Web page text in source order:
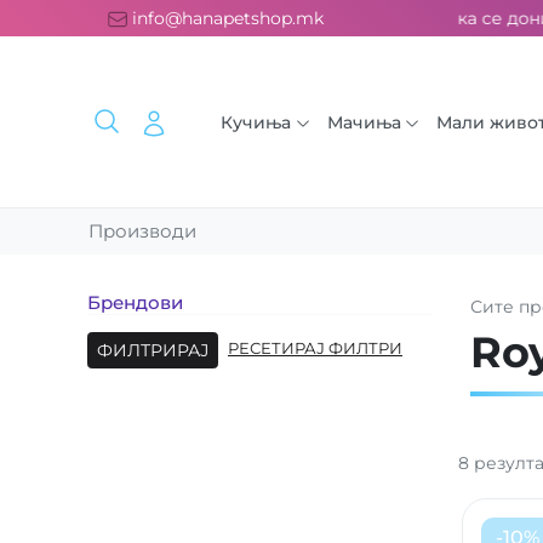
info@hanapetshop.mk
испорака над 2000 ден. ››› 2% од секоја сметка се
Кучиња Мачиња Мали
Производи
Брендови
ФИЛТРИРАЈ РЕСЕТИРАЈ ФИЛТРИ
Сите
8
-10%